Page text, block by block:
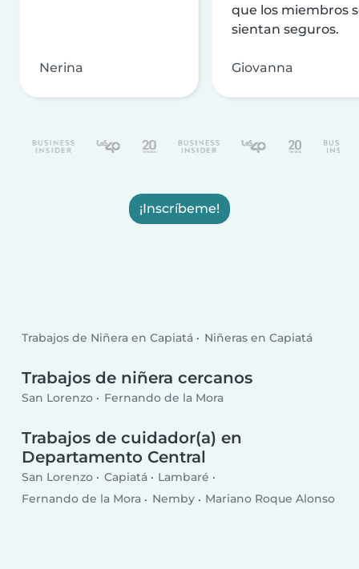
Nerina
que los miembros
sientan seguros.
Giovanna
¡Inscríbeme!
Trabajos de Niñera en Capiatá Niñeras en Capiatá
Trabajos de niñera cercanos
San Lorenzo Fernando de la Mora
Trabajos de cuidador(a) en
Departamento Central
San Lorenzo Capiatá
Lambaré
Fernando de la Mora
Nemby Mariano Roque Alonso